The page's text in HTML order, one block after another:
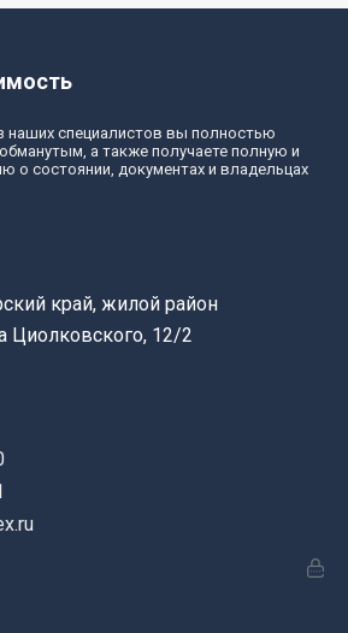
наших специалистов вы полностью
а также получаете полную и
о состоянии, документах и владельцах
край, жилой район
Циолковского, 12/2